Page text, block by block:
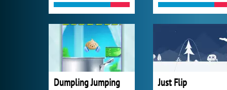
Dumpling Jumping Just Flip